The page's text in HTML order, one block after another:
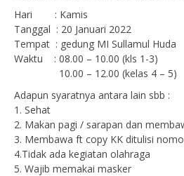
Hari : Kamis
Tanggal : 20 Januari 2022
Tempat : gedung MI Sullamul Huda
Waktu : 08.00 – 10.00 (kls 1-3)
10.00 – 12.00 (kelas 4 – 5)
Adapun syaratnya antara lain sbb :
1. Sehat
2. Makan pagi / sarapan dan
3. Membawa ft copy KK ditulisi
4.Tidak ada kegiatan olahraga
5. Wajib memakai masker